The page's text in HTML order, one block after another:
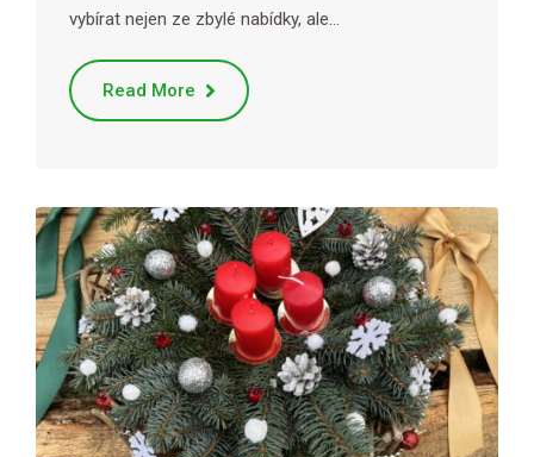
vybírat nejen ze zbylé nabídky, ale…
Read More